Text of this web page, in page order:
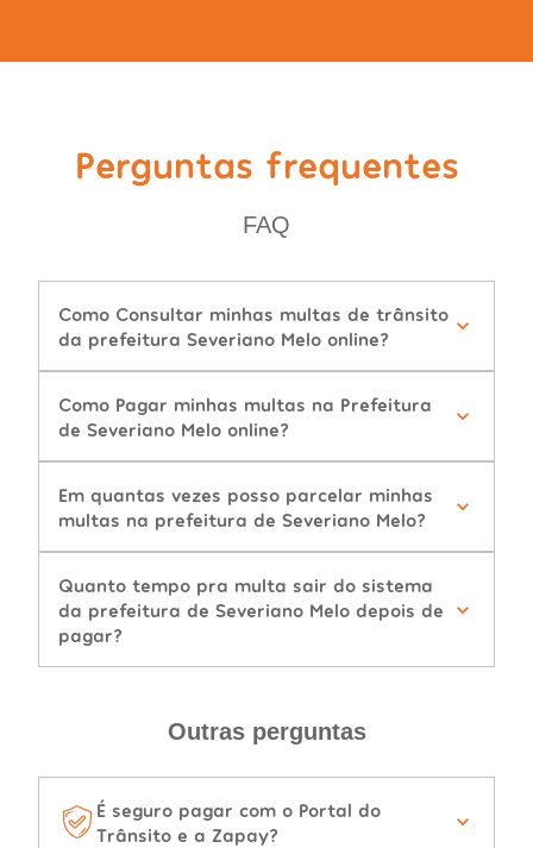
Perguntas frequentes
FAQ
Como Consultar minhas multas de trânsito
da prefeitura Severiano Melo online?
Como Pagar minhas multas na Prefeitura
de Severiano Melo online?
Em quantas vezes posso parcelar minhas
multas na prefeitura de Severiano Melo?
Quanto tempo pra multa sair do sistema
da prefeitura de Severiano Melo depois de
pagar?
Outras perguntas
É seguro pagar com o Portal do
Trânsito e a Zapay?